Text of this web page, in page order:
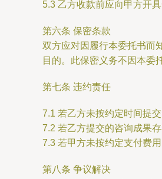
5.3 乙方收款前应向甲方开具
第六条 保密条款
双方应对因履行本委托书而
目的。此保密义务不因本委
第七条 违约责任
7.1 若乙方未按约定时间提
7.2 若乙方提交的咨询成果
7.3 若甲方未按约定支付费
第八条 争议解决